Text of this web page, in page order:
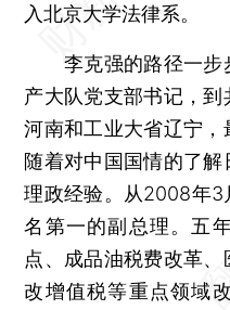
入北京大学法律系。
李克强的路径一步
产大队党支部书记，
河南和工业大省辽宁，
随着对中国国情的了
理政经验。从2008年3
名第一的副总理。五
点、成品油税费改革
改增值税等重点领域